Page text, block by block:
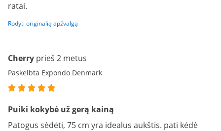
ratai.
Rodyti originalią apžvalgą
Cherry prieš 2 metus
Paskelbta Expondo Denmark
Puiki kokybė už gerą kainą
Patogus sėdėti, 75 cm yra idealus aukštis. pati kėdė